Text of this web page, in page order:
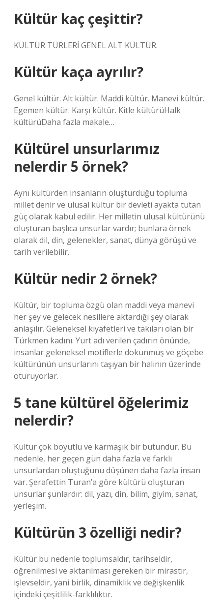
Kültür kaç çeşittir?
KÜLTÜR TÜRLERİ GENEL ALT KÜLTÜR.
Kültür kaça ayrılır?
Genel kültür. Alt kültür. Maddi kültür. Manevi kültür.
Egemen kültür. Karşı kültür. Kitle kültürüHalk
kültürüDaha fazla makale…
Kültürel unsurlarımız
nelerdir 5 örnek?
Aynı kültürden insanların oluşturduğu topluma
millet denir ve ulusal kültür bir devleti ayakta tutan
güç olarak kabul edilir. Her milletin ulusal kültürünü
oluşturan başlıca unsurlar vardır; bunlara örnek
olarak dil, din, gelenekler, sanat, dünya görüşü ve
tarih verilebilir.
Kültür nedir 2 örnek?
Kültür, bir topluma özgü olan maddi veya manevi
her şey ve gelecek nesillere aktardığı şey olarak
anlaşılır. Geleneksel kıyafetleri ve takıları olan bir
Türkmen kadını. Yurt adı verilen çadırın önünde,
insanlar geleneksel motiflerle dokunmuş ve göçebe
kültürünün unsurlarını taşıyan bir halının üzerinde
oturuyorlar.
5 tane kültürel öğelerimiz
nelerdir?
Kültür çok boyutlu ve karmaşık bir bütündür. Bu
nedenle, her geçen gün daha fazla ve farklı
unsurlardan oluştuğunu düşünen daha fazla insan
var. Şerafettin Turan’a göre kültürü oluşturan
unsurlar şunlardır: dil, yazı, din, bilim, giyim, sanat,
yerleşim.
Kültürün 3 özelliği nedir?
Kültür bu nedenle toplumsaldır, tarihseldir,
öğrenilmesi ve aktarılması gereken bir mirastır,
işlevseldir, yani birlik, dinamiklik ve değişkenlik
içindeki çeşitlilik-farklılıktır.